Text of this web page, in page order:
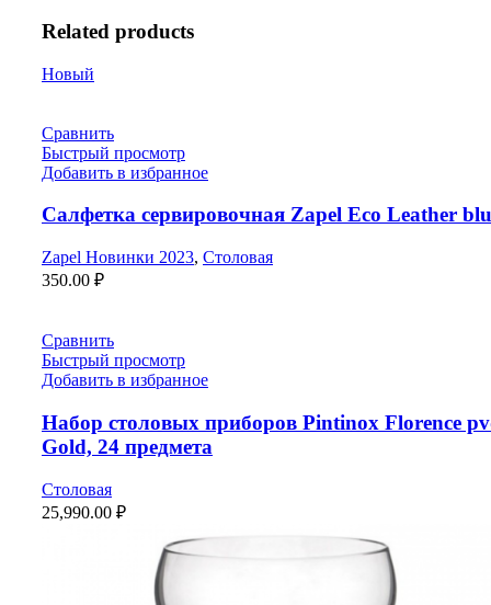
Related products
Новый
Сравнить
Быстрый просмотр
Добавить в избранное
Салфетка сервировочная Zapel Eco Leather
Zapel Новинки 2023, Столовая
350.00 ₽
Сравнить
Быстрый просмотр
Добавить в избранное
Набор столовых приборов Pintinox Florence
Gold, 24 предмета
Столовая
25,990.00 ₽